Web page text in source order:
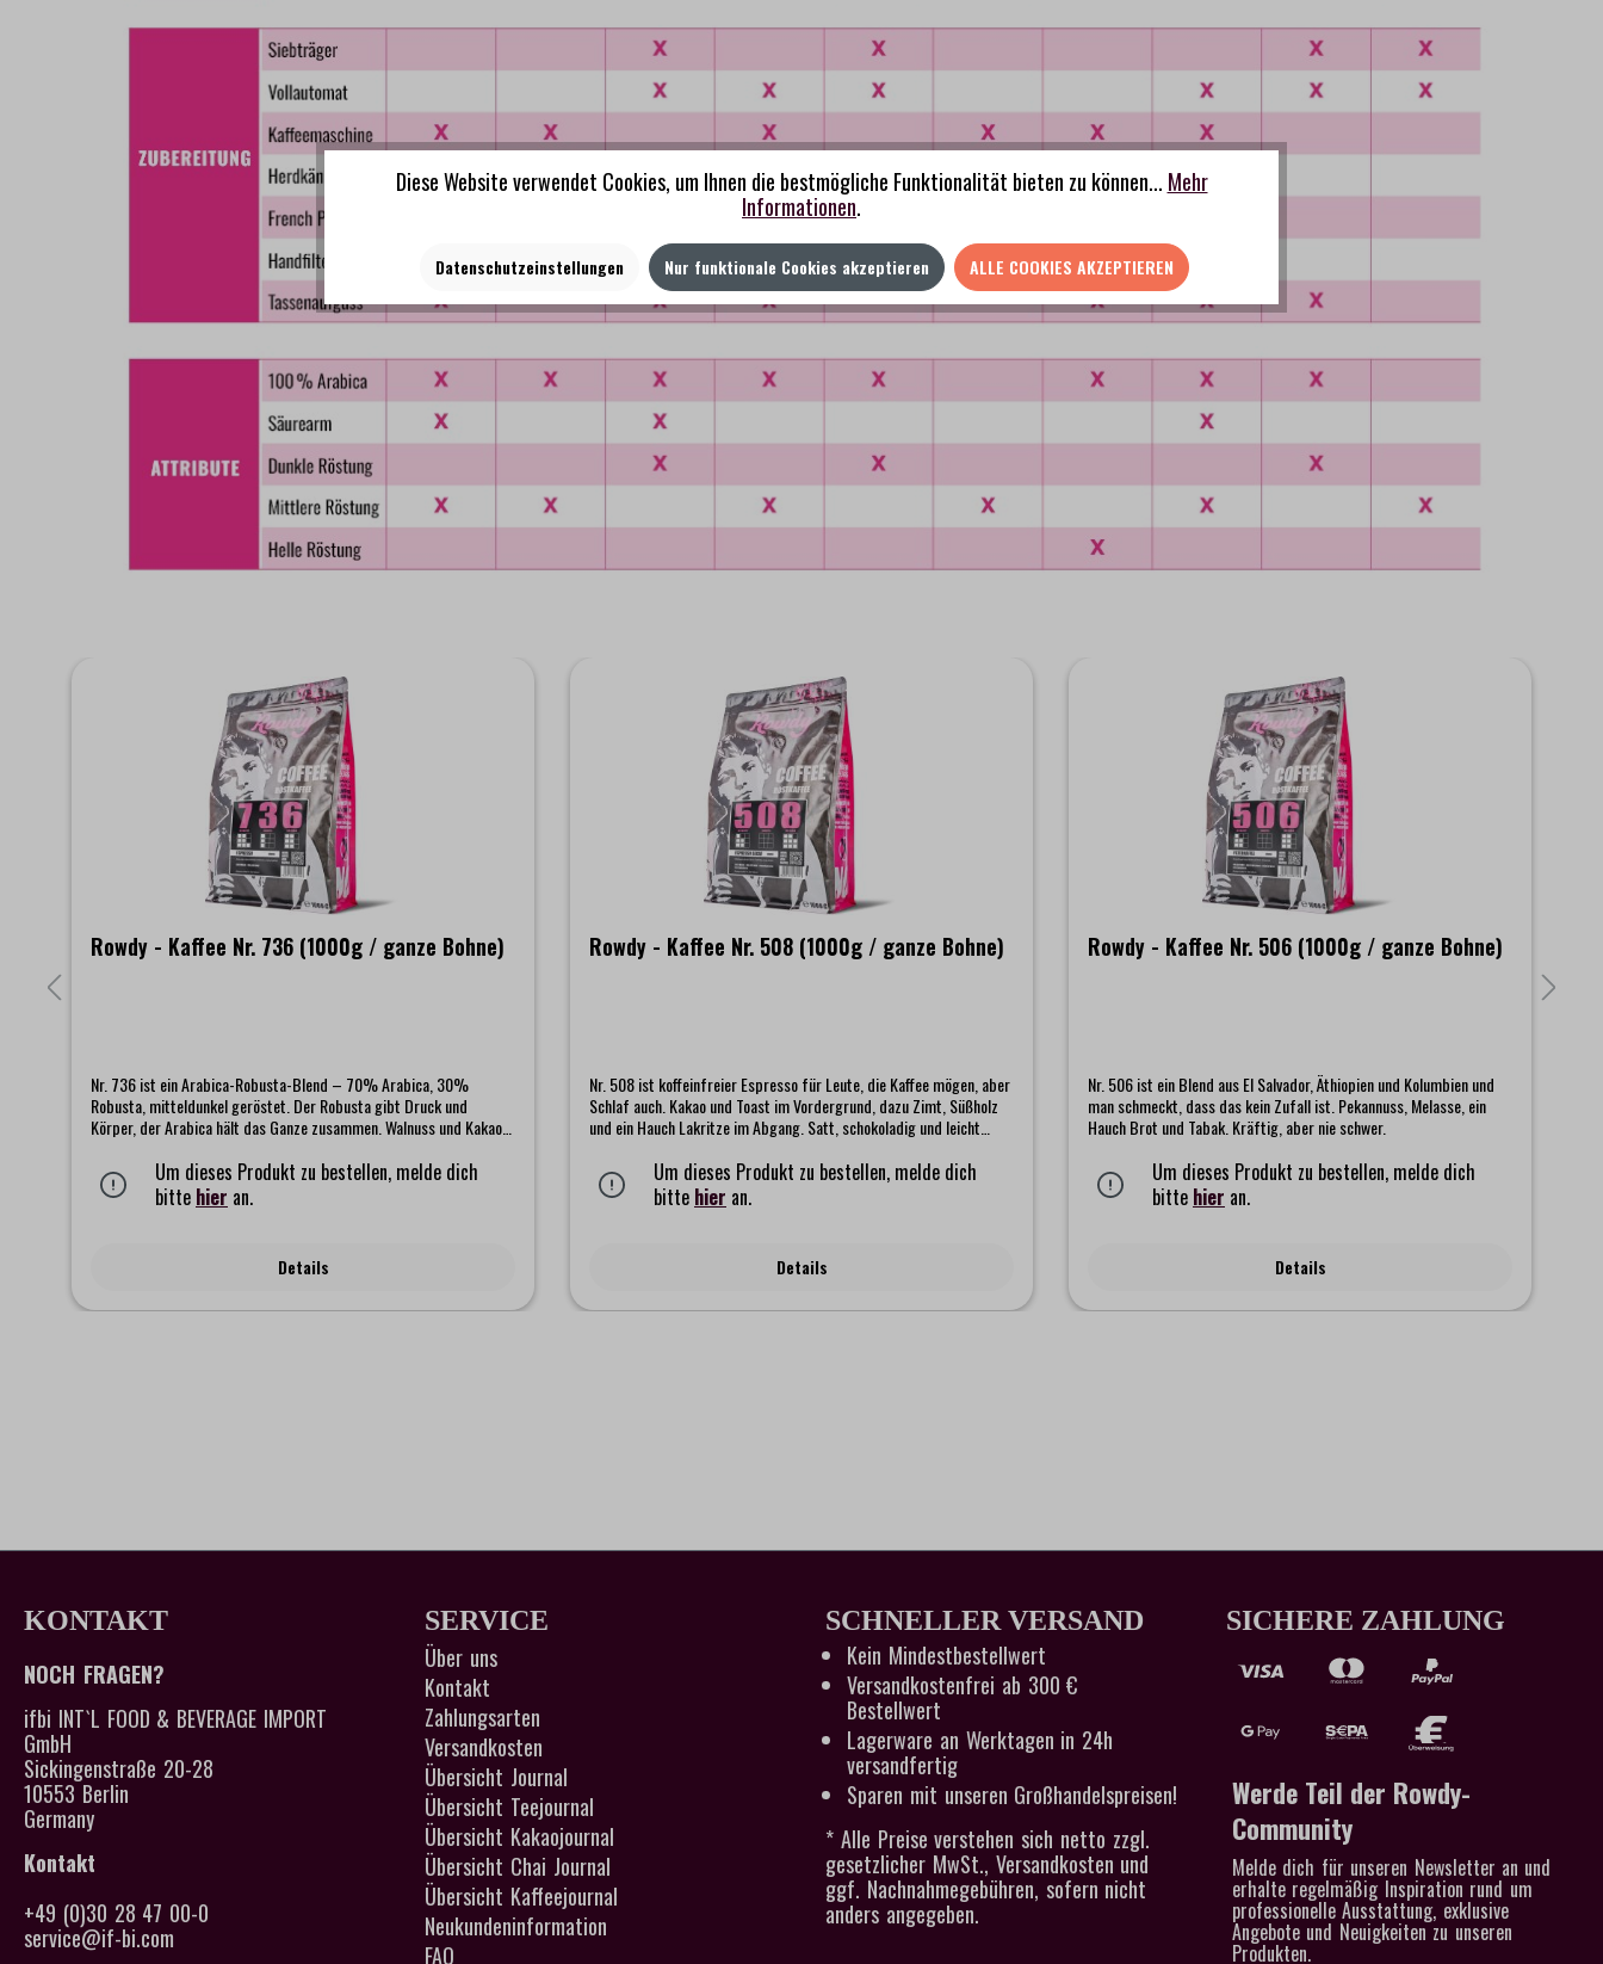
Rowdy - Kaffee Nr. 736 (1000g / ganze Bohne)
Nr. 736 ist ein Arabica-Robusta-Blend – 70% Arabica, 30%
Robusta, mitteldunkel geröstet. Der Robusta gibt Druck und
Körper, der Arabica hält das Ganze zusammen. Walnuss und Kakao
Um dieses Produkt zu bestellen, melde dich
bitte hier an.
Details
Rowdy - Kaffee Nr. 508 (1000g / ganze Bohne)
Nr. 508 ist koffeinfreier Espresso für Leute, die Kaffee mögen, aber
Schlaf auch. Kakao und Toast im Vordergrund, dazu Zimt, Süßholz
und ein Hauch Lakritze im Abgang. Satt, schokoladig und leicht
Um dieses Produkt zu bestellen, melde dich
bitte hier an.
Details
Rowdy - Kaffee Nr. 506 (1000g / ganze Bohne)
Nr. 506 ist ein Blend aus El Salvador, Äthiopien und Kolumbien und
man schmeckt, dass das kein Zufall ist. Pekannuss, Melasse, ein
Hauch Brot und Tabak. Kräftig, aber nie schwer.
Um dieses Produkt zu bestellen, melde dich
bitte hier an.
Details
KONTAKT
NOCH FRAGEN?
ifbi INT`L FOOD & BEVERAGE IMPORT
GmbH
Sickingenstraße 20-28
10553 Berlin
Germany
Kontakt
+49 (0)30 28 47 00-0
service@if-bi.com
SERVICE
Über uns
Kontakt
Zahlungsarten
Versandkosten
Übersicht Journal
Übersicht Teejournal
Übersicht Kakaojournal
Übersicht Chai Journal
Übersicht Kaffeejournal
Neukundeninformation
FAQ
SCHNELLER VERSAND
Kein Mindestbestellwert
Versandkostenfrei ab 300 €
Bestellwert
Lagerware an Werktagen in 24h
versandfertig
Sparen mit unseren Großhandelspreisen!
* Alle Preise verstehen sich netto zzgl.
gesetzlicher MwSt., Versandkosten und
ggf. Nachnahmegebühren, sofern nicht
anders angegeben.
SICHERE ZAHLUNG
Werde Teil der Rowdy-
Community
Melde dich für unseren Newsletter an und
erhalte regelmäßig Inspiration rund um
professionelle Ausstattung, exklusive
Angebote und Neuigkeiten zu unseren
Produkten.
Diese Website verwendet Cookies, um Ihnen die bestmögliche Funktionalität bieten zu können... Mehr
Informationen.
Datenschutzeinstellungen Nur funktionale Cookies akzeptieren ALLE COOKIES AKZEPTIEREN